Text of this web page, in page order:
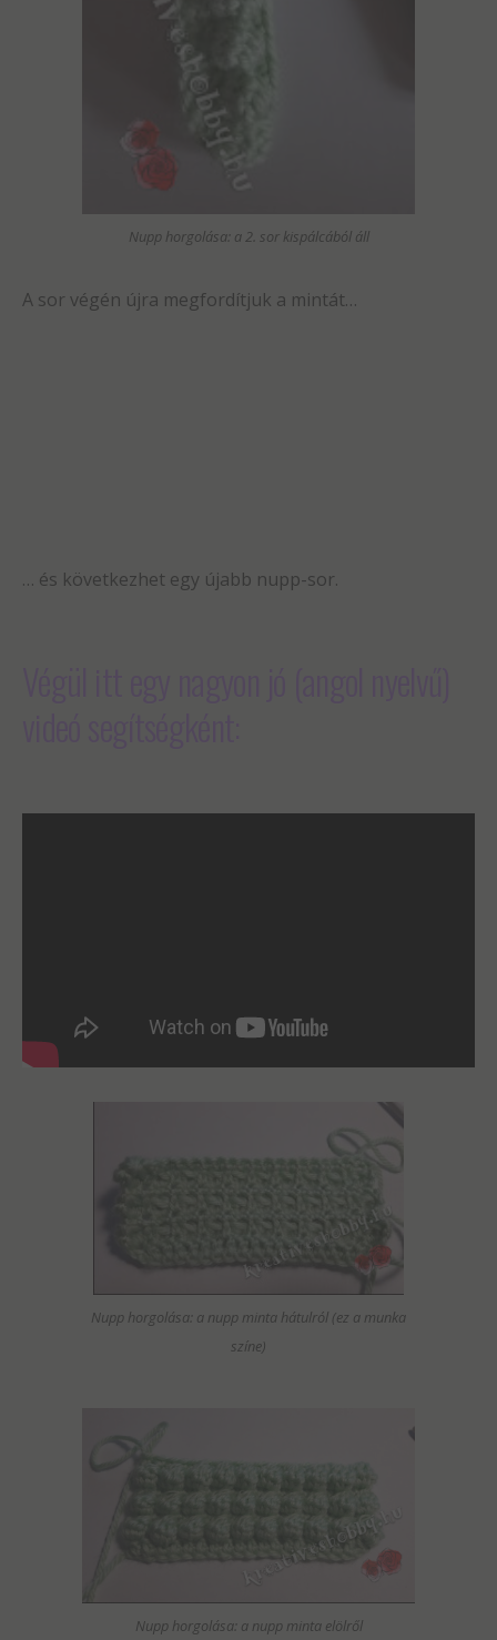
Nupp horgolása: a 2. sor kispálcából áll
A sor végén újra megfordítjuk a mintát…
… és következhet egy újabb nupp-sor.
Nupp horgolása: a nupp minta hátulról (ez a munka
színe)
Nupp horgolása: a nupp minta elölről